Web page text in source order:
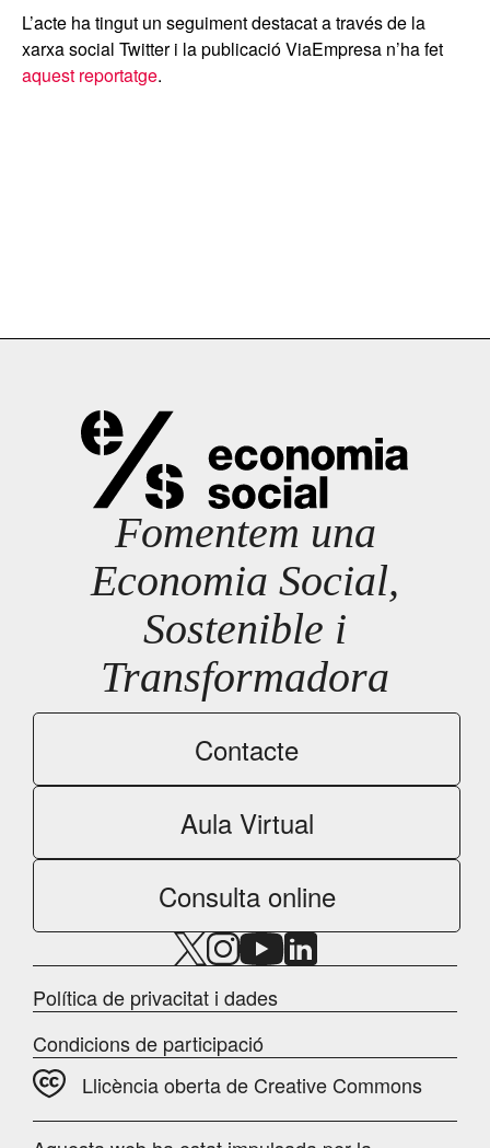
L’acte ha tingut un seguiment destacat a través de la
xarxa social Twitter i la publicació ViaEmpresa n’ha fet
aquest reportatge.
Fomentem una
Economia Social,
Sostenible i
Transformadora
Contacte
Aula Virtual
Consulta online
Política de privacitat i dades
Condicions de participació
Llicència oberta de Creative Commons